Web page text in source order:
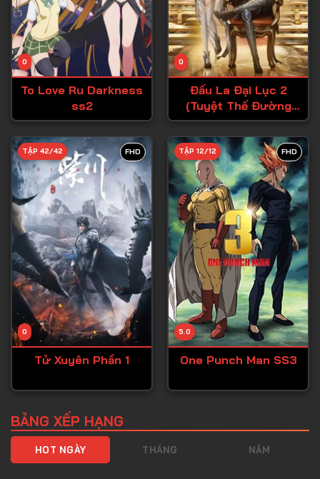
Tập 34
Tập 35
Tập 36
Tập 39
Tập 40
Tập 41
Tập 42
Tập 43
Tập 44
Tập 45
Tập 46
Tập 47
Tập 49
0
To Love Ru Darkness
ss2
0
Đấu La Đại Lục 2
(Tuyệt Thế Đường
Môn)
FHD
0
TẬP 42/42
Tử Xuyên Phần 1
FHD
5.0
TẬP 12/12
One Punch Man SS3
BẢNG XẾP HẠNG
HOT NGÀY THÁNG NĂM